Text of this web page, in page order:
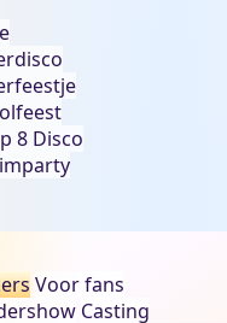
8 Disco
Voor fans
Casting